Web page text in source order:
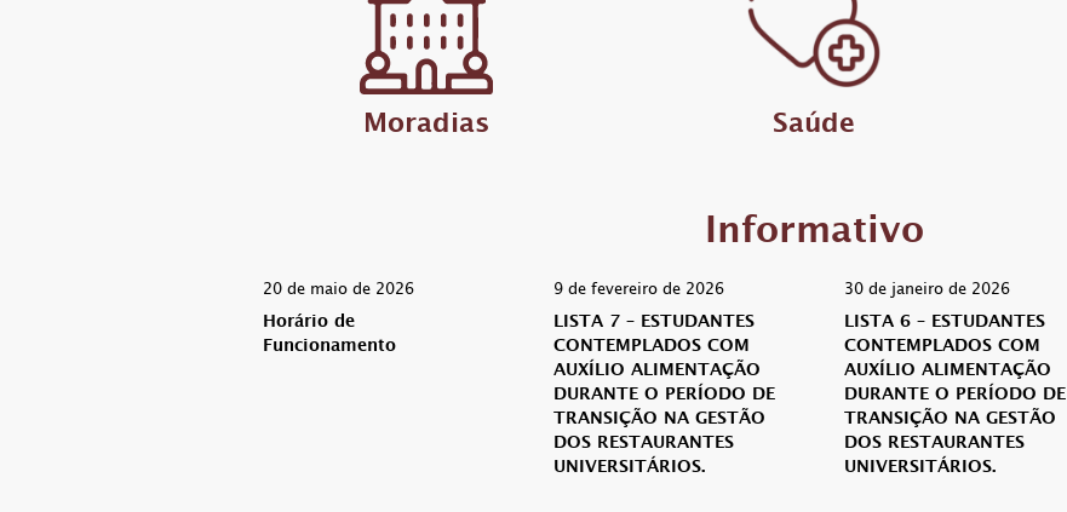
Moradias Saúde
Informativo
20 de maio de 2026
Horário de
Funcionamento
9 de fevereiro de 2026
LISTA 7 – ESTUDANTES
CONTEMPLADOS COM
AUXÍLIO ALIMENTAÇÃO
DURANTE O PERÍODO DE
TRANSIÇÃO NA GESTÃO
DOS RESTAURANTES
UNIVERSITÁRIOS.
30 de janeiro de 2026
LISTA 6 – ESTUDANTES
CONTEMPLADOS COM
AUXÍLIO ALIMENTAÇÃO
DURANTE O PERÍODO DE
TRANSIÇÃO NA GESTÃO
DOS RESTAURANTES
UNIVERSITÁRIOS.